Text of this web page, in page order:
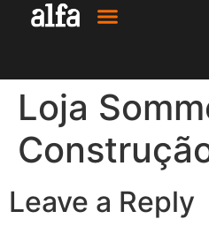
Loja
Leave a Reply